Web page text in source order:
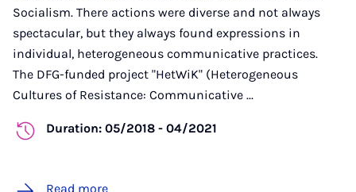
Socialism. There actions were diverse and not always
spectacular, but they always found expressions in
individual, heterogeneous communicative practices.
The DFG-funded project "HetWiK" (Heterogeneous
Cultures of Resistance: Communicative ...
Duration: 05/2018 - 04/2021
Read more